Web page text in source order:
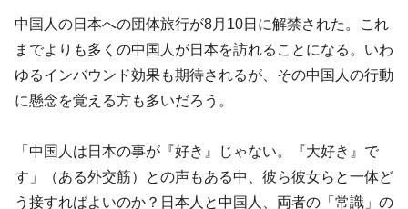
中国人の日本への団体旅行が8月10日に解禁された。これ
までよりも多くの中国人が日本を訪れることになる。いわ
ゆるインバウンド効果も期待されるが、その中国人の行動
に懸念を覚える方も多いだろう。
「中国人は日本の事が『好き』じゃない。『大好き』で
す」（ある外交筋）との声もある中、彼ら彼女らと一体ど
う接すればよいのか？日本人と中国人、両者の「常識」の